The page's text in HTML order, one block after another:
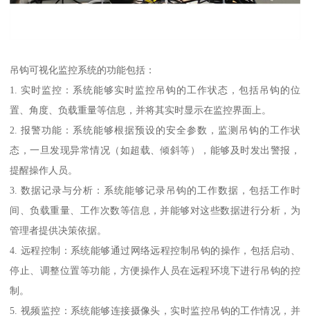
吊钩可视化监控系统的功能包括：
1. 实时监控：系统能够实时监控吊钩的工作状态，包括吊钩的位
置、角度、负载重量等信息，并将其实时显示在监控界面上。
2. 报警功能：系统能够根据预设的安全参数，监测吊钩的工作状
态，一旦发现异常情况（如超载、倾斜等），能够及时发出警报，
提醒操作人员。
3. 数据记录与分析：系统能够记录吊钩的工作数据，包括工作时
间、负载重量、工作次数等信息，并能够对这些数据进行分析，为
管理者提供决策依据。
4. 远程控制：系统能够通过网络远程控制吊钩的操作，包括启动、
停止、调整位置等功能，方便操作人员在远程环境下进行吊钩的控
制。
5. 视频监控：系统能够连接摄像头，实时监控吊钩的工作情况，并